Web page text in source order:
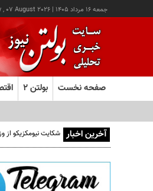
جمعه ۱۶ مرداد ۱۴۰۵ |
, 07 August 2026
صفحه نخست بولتن ۲
آخرین اخبار شکایت نیومکزیکو از